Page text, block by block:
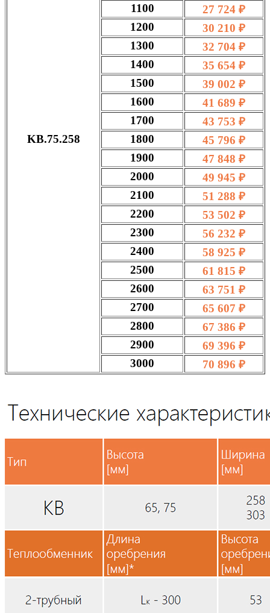
KB.75.258
1100
27 724 ₽
1200
30 210 ₽
1300
32 704 ₽
1400
35 654 ₽
1500
39 002 ₽
1600
41 689 ₽
1700
43 753 ₽
1800
45 796 ₽
1900
47 848 ₽
2000
49 945 ₽
2100
51 288 ₽
2200
53 502 ₽
2300
56 232 ₽
2400
58 925 ₽
2500
61 815 ₽
2600
63 751 ₽
2700
65 607 ₽
2800
67 386 ₽
2900
69 396 ₽
3000
70 896 ₽